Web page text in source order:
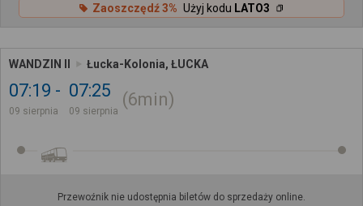
Zaoszczędź 3% Użyj kodu LATO3
WANDZIN II Łucka-Kolonia, ŁUCKA
07:19
09 sierpnia
07:25
09 sierpnia
6min
Przewoźnik nie udostępnia biletów do sprzedaży online.